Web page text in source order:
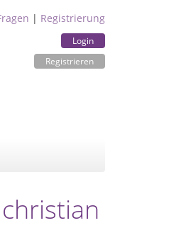
| Registrierung
Login
Registrieren